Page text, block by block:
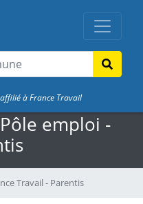
à France Travail
emploi -
Travail - Parentis